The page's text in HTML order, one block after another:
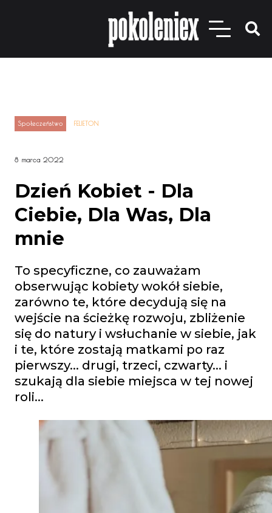
Społeczeństwo FELIETON
8 marca 2022
Dzień Kobiet - Dla
Ciebie, Dla Was, Dla
mnie
To specyficzne, co zauważam
obserwując kobiety wokół siebie,
zarówno te, które decydują się na
wejście na ścieżkę rozwoju, zbliżenie
się do natury i wsłuchanie w siebie, jak
i te, które zostają matkami po raz
pierwszy… drugi, trzeci, czwarty… i
szukają dla siebie miejsca w tej nowej
roli…